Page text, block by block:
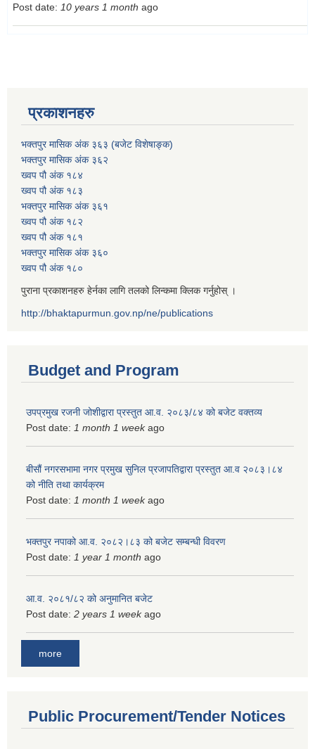
Post date: 10 years 1 month ago
प्रकाशनहरु
भक्तपुर मासिक अंक ३६३ (बजेट विशेषाङ्क)
भक्तपुर मासिक अंक ३६२
ख्वप पौ अंक १८४
ख्वप पौ अंक १८३
भक्तपुर मासिक अंक ३६१
ख्वप पौ अंक १८२
ख्वप पौ अंक १८१
भक्तपुर मासिक अंक ३६०
ख्वप पौ अंक १८०
पुराना प्रकाशनहरु हेर्नका लागि तलको लिन्कमा क्लिक गर्नुहोस् ।
http://bhaktapurmun.gov.np/ne/publications
Budget and Program
उपप्रमुख रजनी जोशीद्वारा प्रस्तुत आ.व. २०८३/८४ को बजेट वक्तव्य
Post date: 1 month 1 weekago
बीसौं नगरसभामा नगर प्रमुख सुनिल प्रजापतिद्वारा प्रस्तुत आ.व‍ २०८३।८४
को नीति तथा कार्यक्रम
Post date: 1 month 1 weekago
भक्तपुर नपाको आ.व. २०८२।८३ को बजेट सम्बन्धी विवरण
Post date: 1 year 1 month ago
आ.व. २०८१/८२ को अनुमानित बजेट
Post date: 2 years 1 weekago
more
Public Procurement/Tender Notices